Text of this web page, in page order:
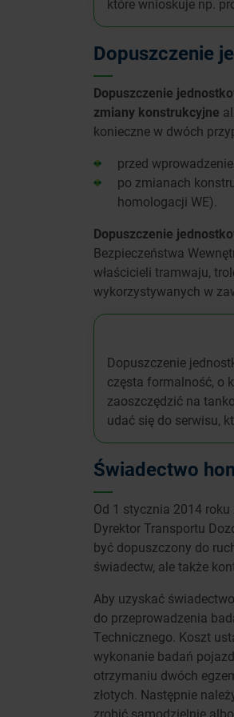
które wnioskuje np.
Dopuszczenie
Dopuszczenie
zmiany konstrukcyjne
konieczne w dwóch
przed
po zmianach
homologacji WE).
Dopuszczenie
Bezpieczeństwa
właścicieli tramwaju,
wykorzystywanych w
Dopuszczenie
częsta formalność, o
zaoszczędzić na
udać się do serwisu,
Świadectwo
Od 1 stycznia 2014 roku
Dyrektor Transportu
być dopuszczony do
świadectw, ale także
Aby uzyskać
do przeprowadzenia
Technicznego. Koszt
wykonanie badań
otrzymaniu dwóch
złotych. Następnie
zrobić samodzielnie